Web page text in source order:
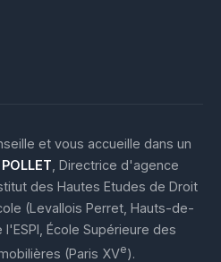
et vous accueille dans un
, Directrice d'agence
des Hautes Etudes de Droit
(Levallois Perret, Hauts-de-
École Supérieure des
(Paris XVe).